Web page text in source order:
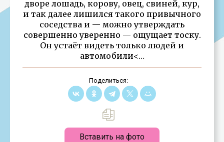
дворе лошадь, корову, овец, свиней, кур,
и так далее лишился такого привычного
соседства и — можно утверждать
совершенно уверенно — ощущает тоску.
Он устаёт видеть только людей и
автомобили<…
Поделиться:
Вставить на фото